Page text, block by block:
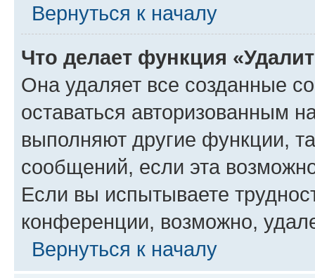
Вернуться к началу
Что делает функция
Она удаляет все созданные
оставаться авторизованным
выполняют другие функции,
сообщений, если эта
Если вы испытываете
конференции, возможно,
Вернуться к началу